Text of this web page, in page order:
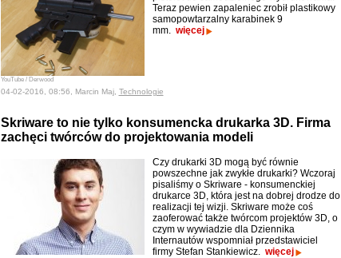
YouTube / Derwood
Teraz pewien zapaleniec zrobił plastikowy
samopowtarzalny karabinek 9
mm. więcej
04-02-2016, 08:56, Marcin Maj, Technologie
Skriware to nie tylko konsumencka drukarka 3D. Firma
zachęci twórców do projektowania modeli
Czy drukarki 3D mogą być równie
powszechne jak zwykłe drukarki? Wczoraj
pisaliśmy o Skriware - konsumenckiej
drukarce 3D, która jest na dobrej drodze do
realizacji tej wizji. Skriware może coś
zaoferować także twórcom projektów 3D, o
czym w wywiadzie dla Dziennika
Internautów wspomniał przedstawiciel
firmy Stefan Stankiewicz. więcej